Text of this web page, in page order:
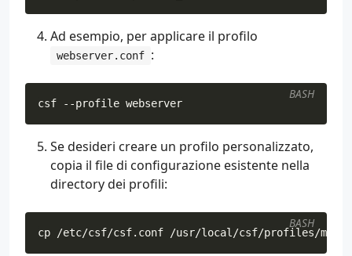
Ad esempio, per applicare il profilo
webserver.conf :
csf --profile webserver
BASH
Se desideri creare un profilo personalizzato,
copia il file di configurazione esistente nella
directory dei profili:
cp /etc/csf/csf.conf /usr/local/csf/profiles/
BASH